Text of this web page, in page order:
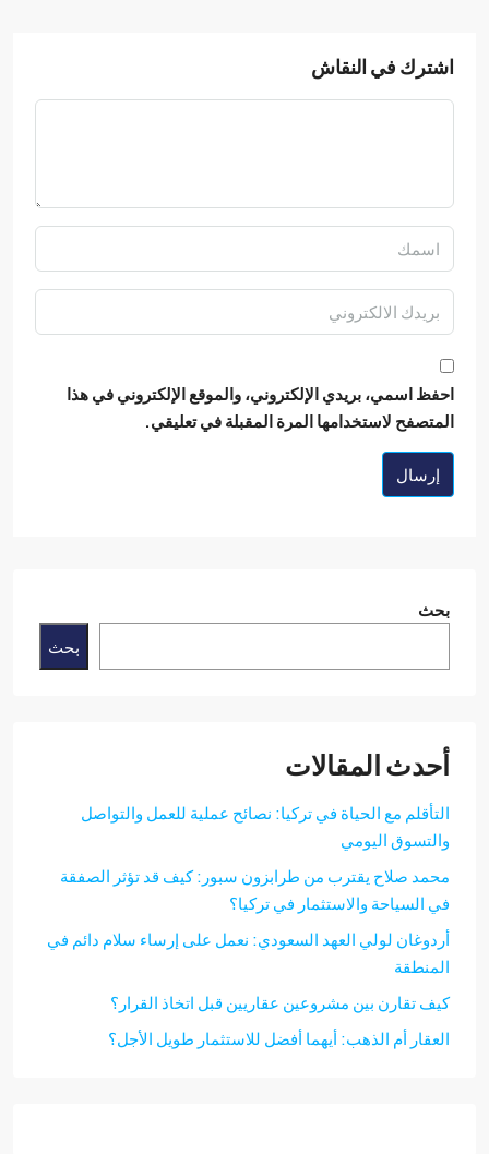
في النقاش
اسمي، بريدي الإلكتروني، والموقع الإلكتروني في هذا
لاستخدامها المرة المقبلة في تعليقي.
المقالات
مع الحياة في تركيا: نصائح عملية للعمل والتواصل
اليومي
صلاح يقترب من طرابزون سبور: كيف قد تؤثر الصفقة
السياحة والاستثمار في تركيا؟
لولي العهد السعودي: نعمل على إرساء سلام دائم في
تقارن بين مشروعين عقاريين قبل اتخاذ القرار؟
أم الذهب: أيهما أفضل للاستثمار طويل الأجل؟